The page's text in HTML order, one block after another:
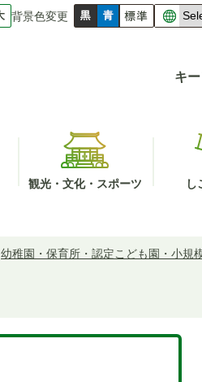
背景色変更
キ
観光・文化・スポーツ し
幼稚園・保育所・認定こども園・小規